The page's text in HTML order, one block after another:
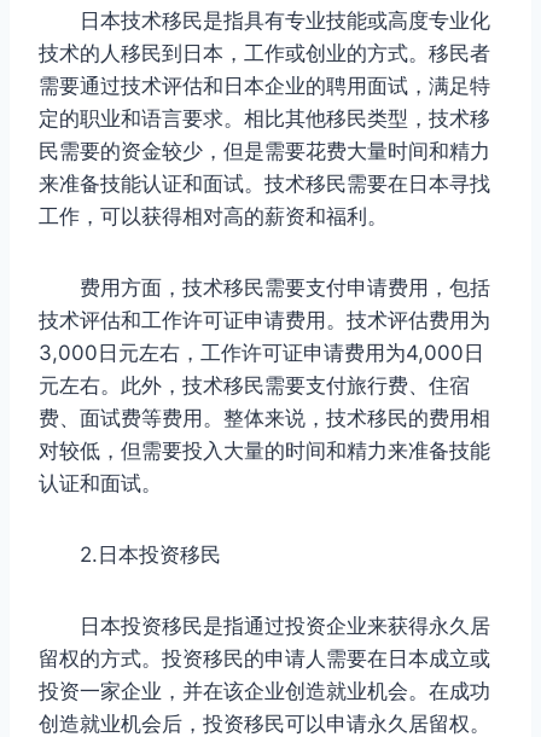
日本技术移民是指具有专业技能或高度专业化
技术的人移民到日本，工作或创业的方式。移民者
需要通过技术评估和日本企业的聘用面试，满足特
定的职业和语言要求。相比其他移民类型，技术移
民需要的资金较少，但是需要花费大量时间和精力
来准备技能认证和面试。技术移民需要在日本寻找
工作，可以获得相对高的薪资和福利。
费用方面，技术移民需要支付申请费用，包括
技术评估和工作许可证申请费用。技术评估费用为
3,000日元左右，工作许可证申请费用为4,000日
元左右。此外，技术移民需要支付旅行费、住宿
费、面试费等费用。整体来说，技术移民的费用相
对较低，但需要投入大量的时间和精力来准备技能
认证和面试。
2.日本投资移民
日本投资移民是指通过投资企业来获得永久居
留权的方式。投资移民的申请人需要在日本成立或
投资一家企业，并在该企业创造就业机会。在成功
创造就业机会后，投资移民可以申请永久居留权。